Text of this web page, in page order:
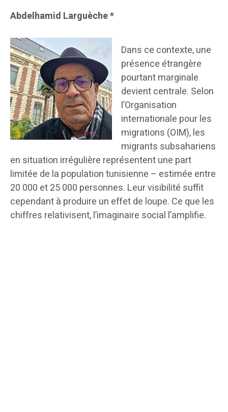
Abdelhamid Larguèche *
Dans ce contexte, une
présence étrangère
pourtant marginale
devient centrale. Selon
l’Organisation
internationale pour les
migrations (OIM), les
migrants subsahariens
en situation irrégulière représentent une part
limitée de la population tunisienne – estimée entre
20 000 et 25 000 personnes. Leur visibilité suffit
cependant à produire un effet de loupe. Ce que les
chiffres relativisent, l’imaginaire social l’amplifie.